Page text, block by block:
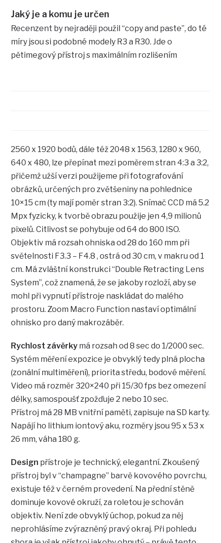
Jaký je a komu je určen
Recenzent by nejraději použil “copy and paste”, do té
míry jsou si podobné modely R3 a R30. Jde o
pětimegový přístroj s maximálním rozlišením
2560 x 1920 bodů, dále též 2048 x 1563, 1280 x 960,
640 x 480, lze přepínat mezi poměrem stran 4:3 a 3:2,
přičemž užší verzi použijeme při fotografování
obrázků, určených pro zvětšeniny na pohlednice
10×15 cm (ty mají poměr stran 3:2). Snímač CCD má 5.2
Mpx fyzicky, k tvorbě obrazu použije jen 4,9 milionů
pixelů. Citlivost se pohybuje od 64 do 800 ISO.
Objektiv má rozsah ohniska od 28 do 160 mm při
světelnosti F3.3 – F4.8 , ostrá od 30 cm, v makru od 1
cm. Má zvláštní konstrukci “Double Retracting Lens
System”, což znamená, že se jakoby rozloží, aby se
mohl při vypnutí přístroje naskládat do malého
prostoru. Zoom Macro Function nastaví optimální
ohnisko pro daný makrozáběr.
Rychlost závěrky má rozsah od 8 sec do 1/2000 sec.
Systém měření expozice je obvyklý tedy plná plocha
(zonální multiměření), priorita středu, bodové měření.
Video má rozměr 320×240 při 15/30 fps bez omezení
délky, samospoušť zpožďuje 2 nebo 10 sec.
Přístroj má 28 MB vnitřní paměti, zapisuje na SD karty.
Napájí ho lithium iontový aku, rozměry jsou 95 x 53 x
26 mm, váha 180 g.
Design přístroje je technický, elegantní. Zkoušený
přístroj byl v “champagne” barvě kovového povrchu,
existuje též v černém provedení. Na přední stěně
dominuje kovové okruží, za roletou je schován
objektiv. Není zde obvyklý úchop, pokud za něj
neprohlásíme zvýrazněný pravý okraj. Při pohledu